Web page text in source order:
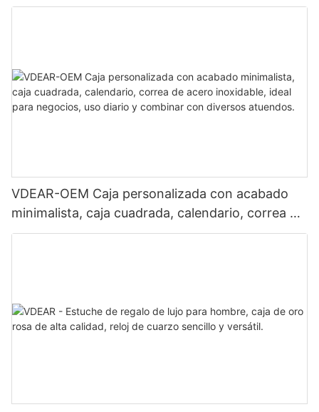
VDEAR-OEM Caja personalizada con acabado
minimalista, caja cuadrada, calendario, correa de
acero inoxidable, ideal para negocios, uso diario